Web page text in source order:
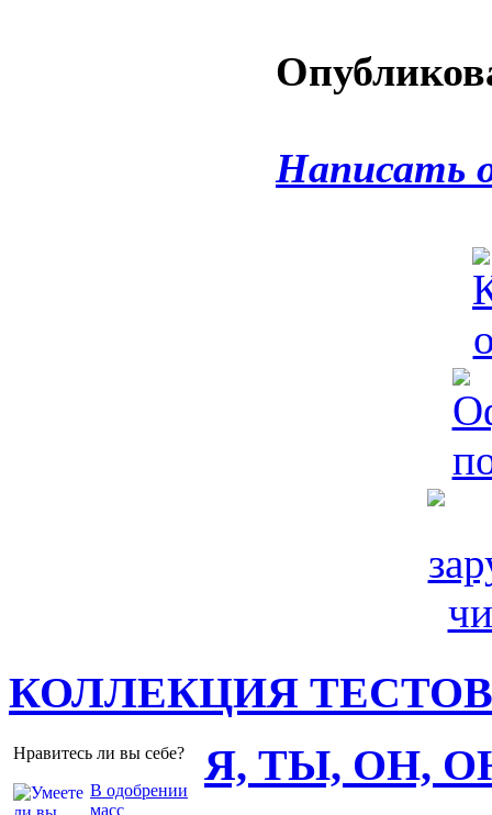
Написать
КОЛЛЕКЦИЯ ТЕСТОВ
Нравитесь ли вы себе?
В одобрении
масс
Я, ТЫ, ОН,